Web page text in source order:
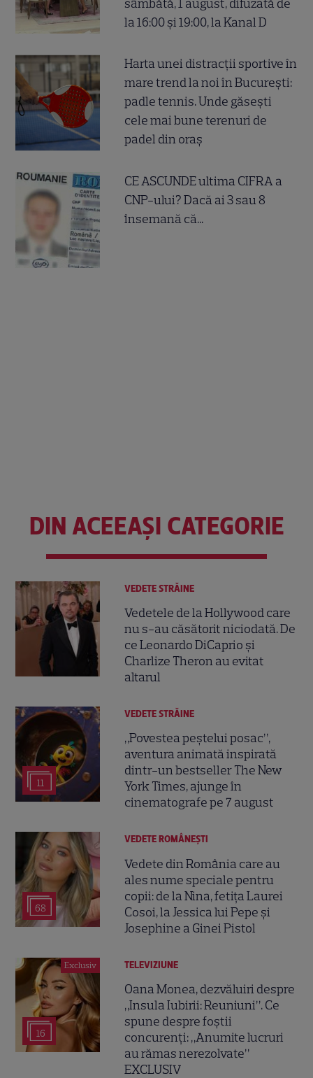
sâmbătă, 1 august, difuzată de
la 16:00 și 19:00, la Kanal D
Harta unei distracții sportive în
mare trend la noi în București:
padle tennis. Unde găsești
cele mai bune terenuri de
padel din oraș
CE ASCUNDE ultima CIFRA a
CNP-ului? Dacă ai 3 sau 8
însemană că...
DIN ACEEAȘI CATEGORIE
VEDETE STRĂINE
Vedetele de la Hollywood care
nu s-au căsătorit niciodată. De
ce Leonardo DiCaprio și
Charlize Theron au evitat
altarul
11
VEDETE STRĂINE
„Povestea peștelui posac”,
aventura animată inspirată
dintr-un bestseller The New
York Times, ajunge în
cinematografe pe 7 august
68
VEDETE ROMÂNEŞTI
Vedete din România care au
ales nume speciale pentru
copii: de la Nina, fetița Laurei
Cosoi, la Jessica lui Pepe și
Josephine a Ginei Pistol
Exclusiv
16
TELEVIZIUNE
Oana Monea, dezvăluiri despre
„Insula Iubirii: Reuniuni”. Ce
spune despre foștii
concurenți: „Anumite lucruri
au rămas nerezolvate”
EXCLUSIV